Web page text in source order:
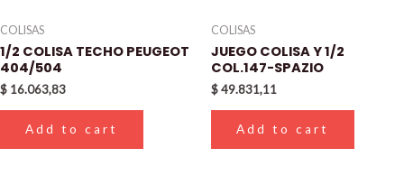
COLISAS
1/2 COLISA TECHO PEUGEOT
404/504
$ 16.063,83
Add to cart
COLISAS
JUEGO COLISA Y 1/2
COL.147-SPAZIO
$49.831,11
Add to cart